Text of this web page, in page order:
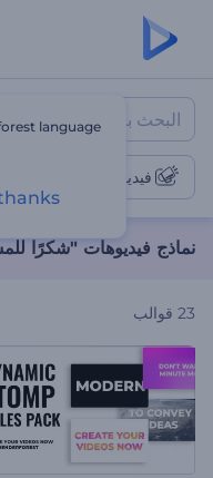
نماذج
فيديوهات "شكرًا
نماذج فيديوهات "شكرًا
23 قوالب
language